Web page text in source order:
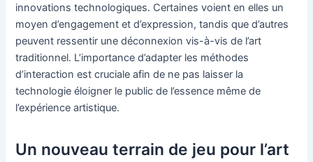
innovations technologiques. Certaines voient en elles un
moyen d’engagement et d’expression, tandis que d’autres
peuvent ressentir une déconnexion vis-à-vis de l’art
traditionnel. L’importance d’adapter les méthodes
d’interaction est cruciale afin de ne pas laisser la
technologie éloigner le public de l’essence même de
l’expérience artistique.
Un nouveau terrain de jeu pour l’art